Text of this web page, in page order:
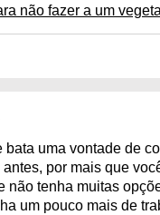
não fazer a um
bata uma vontade de
por mais que
não tenha muitas
um pouco mais de